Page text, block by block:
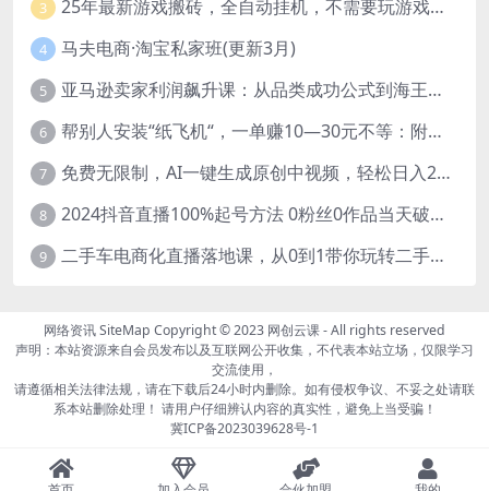
3 25年最新游戏搬砖，全自动挂机，不需要玩游戏，单手机操作日入300+
4 马夫电商·淘宝私家班(更新3月)
5 亚马逊卖家利润飙升课：从品类成功公式到海王打法，让每个SKU都成爆款一路飙升(更新26年3月
6 帮别人安装“纸飞机“，一单赚10—30元不等：附：免费节点
7 免费无限制，AI一键生成原创中视频，轻松日入2000+，超简单，可矩阵，…
8 2024抖音直播100%起号方法 0粉丝0作品当天破千人在线 多种变现方式
9 二手车电商化直播落地课，从0到1带你玩转二手车直播
网络资讯SiteMap Copyright © 2023 网创云课- All rights reserved
声明：本站资源来自会员发布以及互联网公开收集，不代表本站立场，仅限学习
交流使用，
请遵循相关法律法规，请在下载后24小时内删除。如有侵权争议、不妥之处请联
系本站删除处理！ 请用户仔细辨认内容的真实性，避免上当受骗！
冀ICP备2023039628号-1